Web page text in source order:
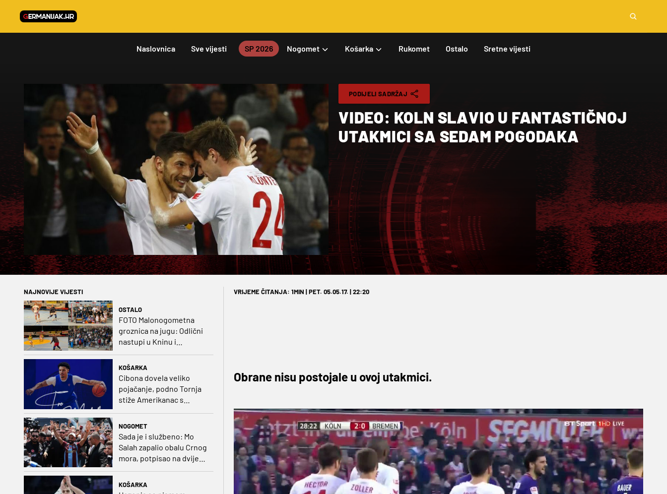
Naslovnica Sve vijesti SP 2026 Nogomet Košarka Rukomet Ostalo Sretne vijesti
PODIJELI SADRŽAJ
VIDEO: KOLN SLAVIO U FANTASTIČNOJ
UTAKMICI SA SEDAM POGODAKA
NAJNOVIJE VIJESTI
OSTALO
FOTO Malonogometna
groznica na jugu: Odlični
nastupi u Kninu i
vrijednim nagradama
KOŠARKA
Cibona dovela veliko
pojačanje, podno Tornja
stiže Amerikanac s
NOGOMET
Sada je i službeno: Mo
Salah zapalio obalu Crnog
mora, potpisao na dvije
godine
KOŠARKA
VRIJEME ČITANJA: 1MIN | PET. 05.05.17. | 22:20
Obrane nisu postojale u ovoj utakmici.